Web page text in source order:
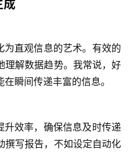
成
直观信息的艺术。有效的
理解数据趋势。我常说，好
瞬间传递丰富的信息。
效率，确保信息及时传递
撰写报告，不如设定自动化